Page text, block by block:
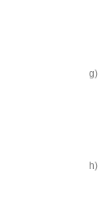
g)
h)